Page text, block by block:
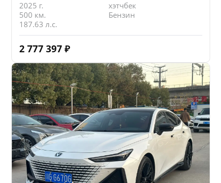
2025 г.
хэтчбек
500 км.
Бензин
187.63 л.с.
2 777 397 ₽